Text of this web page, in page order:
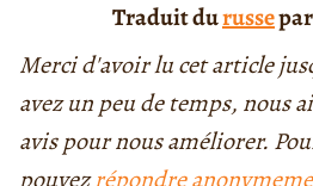
Traduit durusse
Merci d'avoir lu cet article
avez un peu de temps, nous
avis pour nous améliorer.